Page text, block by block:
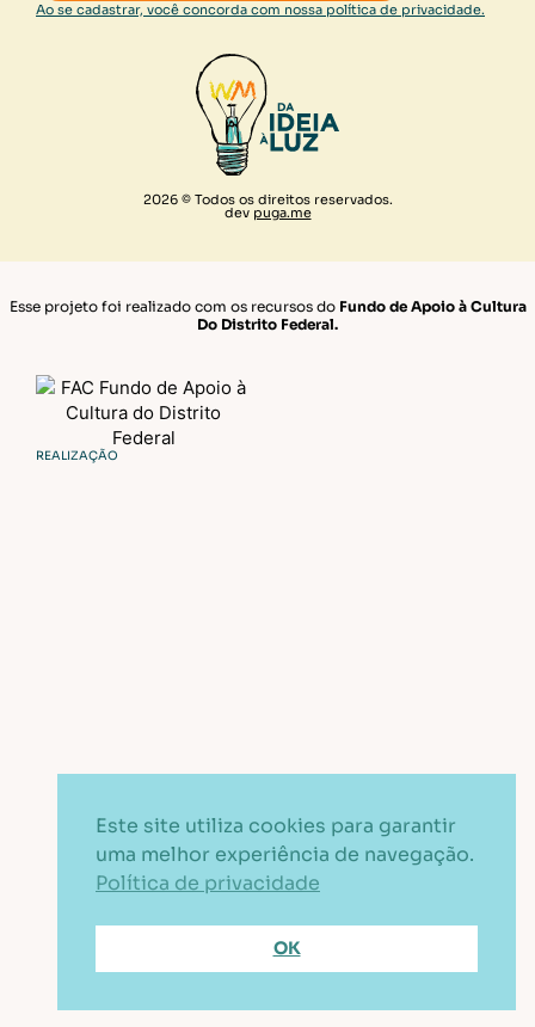
2026 © Todos os direitos reservados.
dev puga.me
Ao se cadastrar, você concorda com nossa política de privacidade.
Esse projeto foi realizado com os recursos do Fundo de Apoio à Cultura
Do Distrito Federal.
REALIZAÇÃO
Este site utiliza cookies para garantir
uma melhor experiência de navegação.
Política de privacidade
OK